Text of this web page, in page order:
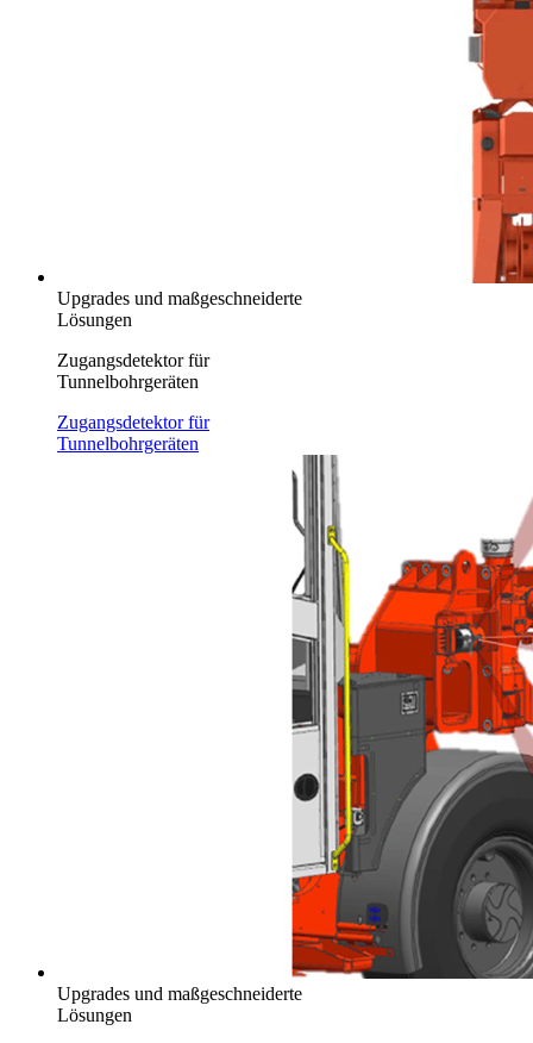
Upgrades und maßgeschneiderte
Lösungen
Zugangsdetektor für
Tunnelbohrgeräten
Zugangsdetektor für
Tunnelbohrgeräten
Upgrades und maßgeschneiderte
Lösungen